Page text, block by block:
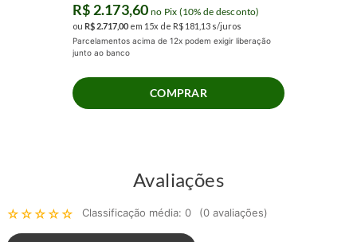
R$ 2.173,60 no Pix (10% de desconto)
ou R$2.71700 em 15x de R$ 181 13 s/juros
Parcelamentos acima de 12x podem exigir liberação
junto ao banco
COMPRAR
Avaliações
☆ ☆ ☆ ☆ ☆ Classificação média: 0 (0 avaliações)